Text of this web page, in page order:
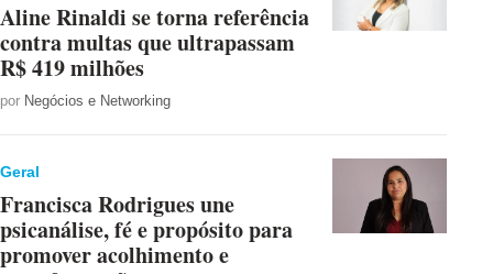
Aline Rinaldi se torna referência
contra multas que ultrapassam
R$ 419 milhões
por Negócios e Networking
Geral
Francisca Rodrigues une
psicanálise, fé e propósito para
promover acolhimento e